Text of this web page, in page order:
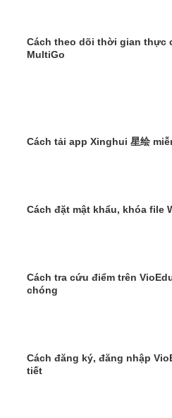
Cách theo dõi thời gian thực
MultiGo
Cách tải app Xinghui 星绘
Cách đặt mật khẩu, khóa file
Cách tra cứu điểm trên
chóng
Cách đăng ký, đăng nhập
tiết